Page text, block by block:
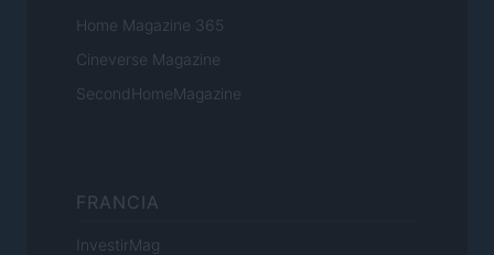
Home Magazine 365
Cineverse Magazine
SecondHomeMagazine
FRANCIA
InvestirMag